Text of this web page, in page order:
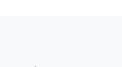
reconcilia com o pai em
de quase 100